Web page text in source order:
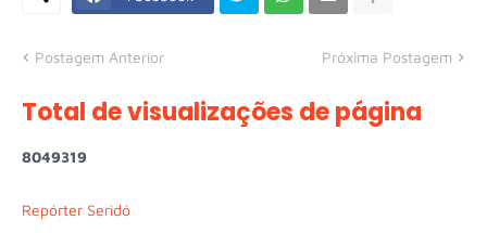
Postagem Anterior Próxima Postagem
Total de visualizações de página
8049319
Repórter Seridó